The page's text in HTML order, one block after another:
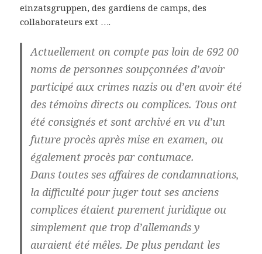
einzatsgruppen, des gardiens de camps, des
collaborateurs ext ….
Actuellement on compte pas loin de 692 00
noms de personnes soupçonnées d’avoir
participé aux crimes nazis ou d’en avoir été
des témoins directs ou complices. Tous ont
été consignés et sont archivé en vu d’un
future procès après mise en examen, ou
également procès par contumace.
Dans toutes ses affaires de condamnations,
la difficulté pour juger tout ses anciens
complices étaient purement juridique ou
simplement que trop d’allemands y
auraient été mêles. De plus pendant les